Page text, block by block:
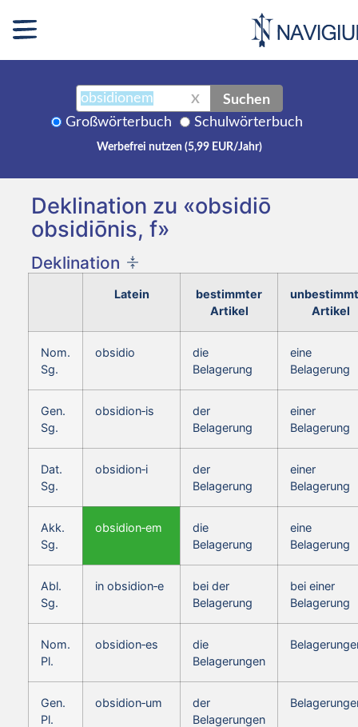
X Suchen
Großwörterbuch Schulwörterbuch
Werbefrei nutzen (5,99 EUR/Jahr)
Deklination zu «obsidiō
obsidiōnis, f»
Deklination
Latein
bestimmter
Artikel
Artikel
Nom.
Sg.
obsidio
die
Belagerung
eine
Belagerung
Gen.
Sg.
obsidion‑is
der
Belagerung
einer
Belagerung
Dat.
Sg.
obsidion‑i
der
Belagerung
einer
Belagerung
Akk.
Sg.
obsidion‑em
die
Belagerung
eine
Belagerung
Abl.
Sg.
in obsidion‑e
bei der
Belagerung
bei einer
Belagerung
Nom.
Pl.
obsidion‑es
die
Belagerungen
Gen.
Pl.
obsidion‑um
der
Belagerungen